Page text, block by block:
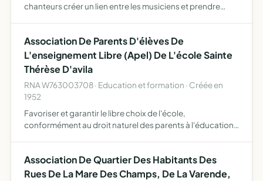
chanteurs créer un lien entre les musiciens et prendre
instituti…
Association De Parents D'élèves De
L'enseignement Libre (Apel) De L'école Sainte
Thérèse D'avila
RNA W763003708 · Education et formation · Créée en
1952
Favoriser et garantir le libre choix de l'école,
conformément au droit naturel des parents à l'éducation
catholiq…
Association De Quartier Des Habitants Des
Rues De La Mare Des Champs, De La Varende,